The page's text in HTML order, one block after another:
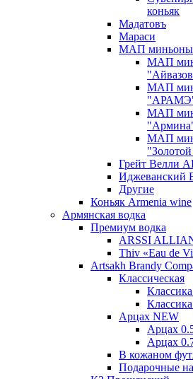
коньяк
Мадатовъ
Мараси
МАП миньоны
МАП
МАП
МАП
МАП
Грейт Велли
Иджеванский
Другие
Коньяк Armenia wine
Армянская водка
Премиум водка
ARSSI
Thiv «Eau de
Artsakh Brandy
Классическая
Арцах NEW
Арцах
Арцах
В кожаном
Подарочные